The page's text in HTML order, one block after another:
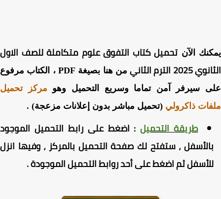
الآنتحميل كتاب التفوق علوم متكاملة للصف الاول
الترم الثاني
من هنا بصيغة PDF ، الكتاب مرفوع
سيرفر آمن تماما وسريع التحميل وهومركز تحميل
ذاكرولي(تحميل مباشر بدون إعلانات مزعجة) .
طريقة التحميل: اضغطعلى رابط التحميل الموجود
، ستفتح لك صفحة التحميل بالمركز ، وفيها انزل
ثم اضغط على أحد روابط التحميل الموجودة.